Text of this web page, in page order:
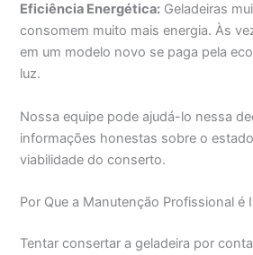
Eficiência Energética: Geladeiras
consomem muito mais energia. Às
em um modelo novo se paga pela
luz.
Nossa equipe pode ajudá-lo nessa
informações honestas sobre o
viabilidade do conserto.
Por Que a Manutenção Profissional é
Tentar consertar a geladeira por